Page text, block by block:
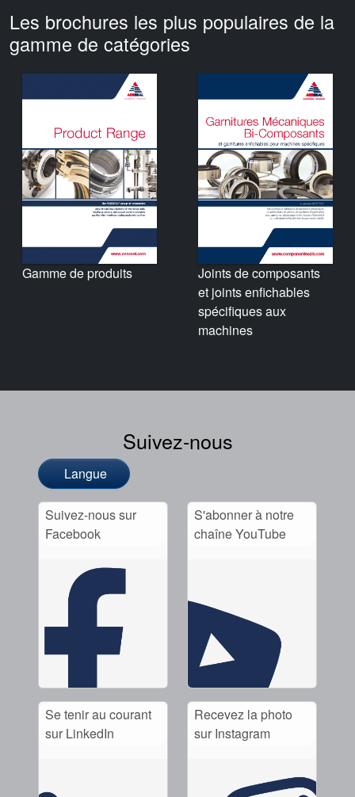
Les brochures les plus populaires de la
gamme de catégories
Gamme de produits
Joints de composants
et joints enfichables
spécifiques aux
machines
Suivez-nous
Langue
Suivez-nous sur
Facebook
S'abonner à notre
chaîne YouTube
Se tenir au courant
sur LinkedIn
Recevez la photo
sur Instagram